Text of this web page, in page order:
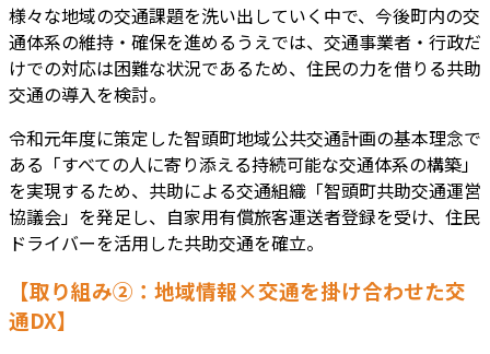
様々な地域の交通課題を洗い出していく中で、今後町内の交
通体系の維持・確保を進めるうえでは、交通事業者・行政だ
けでの対応は困難な状況であるため、住民の力を借りる共助
交通の導入を検討。
令和元年度に策定した智頭町地域公共交通計画の基本理念で
ある「すべての人に寄り添える持続可能な交通体系の構築」
を実現するため、共助による交通組織「智頭町共助交通運営
協議会」を発足し、自家用有償旅客運送者登録を受け、住民
ドライバーを活用した共助交通を確立。
【取り組み②：地域情報×交通を掛け合わせた交
通DX】